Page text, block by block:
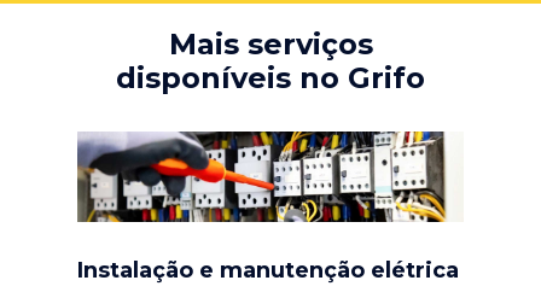
Mais serviços
disponíveis no Grifo
Instalação e manutenção elétrica